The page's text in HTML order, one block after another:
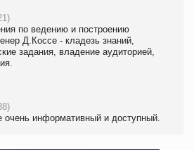
по ведению и построению
Д.Коссе - кладезь знаний,
задания, владение аудиторией,
очень информативный и доступный.